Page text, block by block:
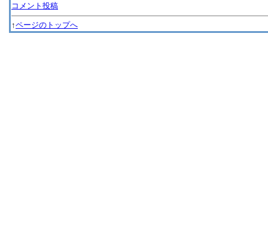
コメント投稿
↑ページのトップへ